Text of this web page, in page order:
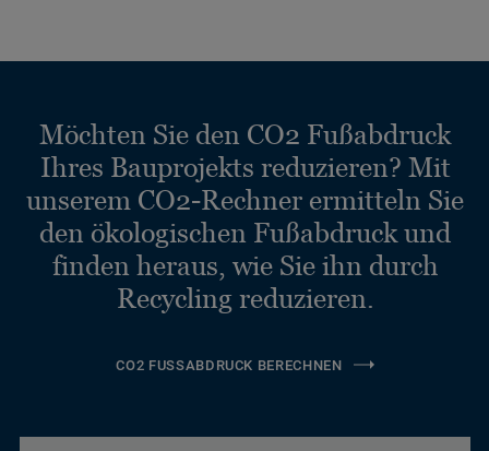
Möchten Sie den CO2 Fußabdruck
Ihres Bauprojekts reduzieren? Mit
unserem CO2-Rechner ermitteln Sie
den ökologischen Fußabdruck und
finden heraus, wie Sie ihn durch
Recycling reduzieren.
CO2 FUSSABDRUCK BERECHNEN